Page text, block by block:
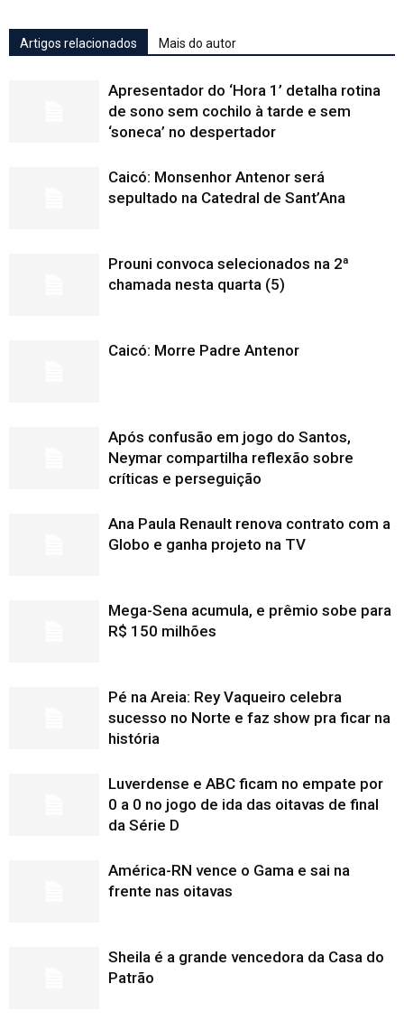
Artigos relacionados Mais do autor
Apresentador do ‘Hora 1’ detalha rotina
de sono sem cochilo à tarde e sem
‘soneca’ no despertador
Caicó: Monsenhor Antenor será
sepultado na Catedral de Sant’Ana
Prouni convoca selecionados na 2ª
chamada nesta quarta (5)
Caicó: Morre Padre Antenor
Após confusão em jogo do Santos,
Neymar compartilha reflexão sobre
críticas e perseguição
Ana Paula Renault renova contrato com a
Globo e ganha projeto na TV
Mega-Sena acumula, e prêmio sobe para
R$ 150 milhões
Pé na Areia: Rey Vaqueiro celebra
sucesso no Norte e faz show pra ficar na
história
Luverdense e ABC ficam no empate por
0 a 0 no jogo de ida das oitavas de final
da Série D
América-RN vence o Gama e sai na
frente nas oitavas
Sheila é a grande vencedora da Casa do
Patrão